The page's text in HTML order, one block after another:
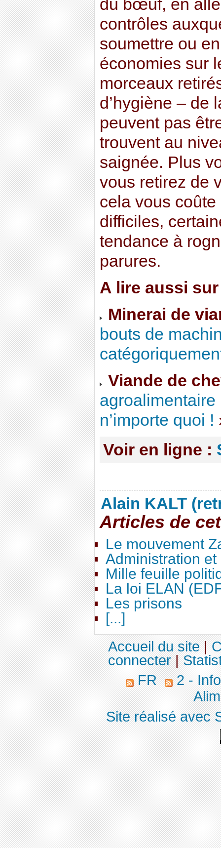
du bœuf, en
contrôles
soumettre ou
économies sur
morceaux
d’hygiène – de
peuvent pas
trouvent au
saignée. Plus
vous retirez de
cela vous
difficiles,
tendance à
parures.
A lire aussi
Minerai de
bouts de
Viande de
n’importe quoi !
Voir en ligne :
Alain KALT
Articles de
Le mouvement
Administration
Mille feuille
La loi ELAN
Les prisons
[...]
Accueil du site|
connecter|
FR
2 -
Site réalisé avec